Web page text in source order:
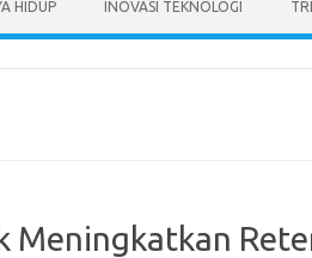
HIDUP INOVASI TEKNOLOGI
Meningkatkan